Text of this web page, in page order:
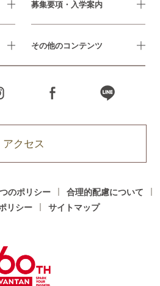
募集要項・入学案内
その他のコンテンツ
アクセス
のポリシー
合理的配慮について
リシー
サイトマップ